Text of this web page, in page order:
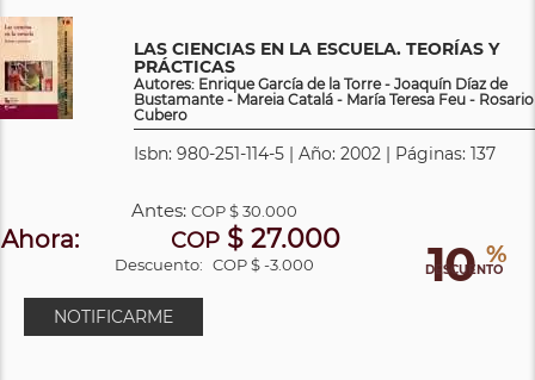
LAS CIENCIAS EN LA ESCUELA. TEORÍAS Y
PRÁCTICAS
Autores: Enrique García de la Torre - Joaquín Díaz de
Bustamante - Mareia Catalá - María Teresa Feu - Rosario
Cubero
Isbn: 980-251-114-5 | Año: 2002 | Páginas: 137
10 %
DESCUENTO
Antes: COP$ 30.000
Ahora: COP $ 27.000
Descuento: COP $ -3.000
NOTIFICARME